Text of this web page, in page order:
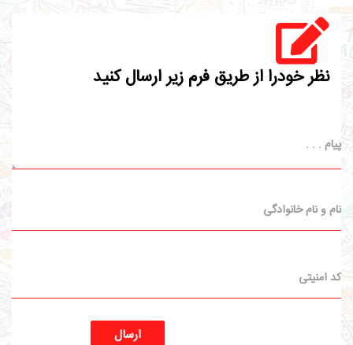
نظر خودرا از طریق فرم زیر ارسال کنید
ارسال